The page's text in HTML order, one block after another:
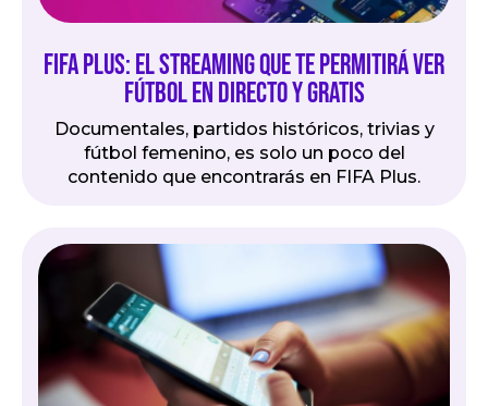
FIFA Plus: El streaming que te permitirá ver
fútbol en directo y gratis
Documentales, partidos históricos, trivias y
fútbol femenino, es solo un poco del
contenido que encontrarás en FIFA Plus.